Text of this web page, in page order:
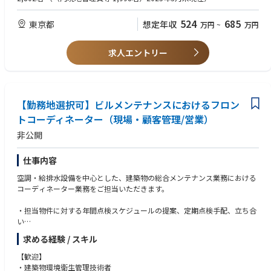
トが管理する
物件の入居者募集（客付け）・管理・仕入れなど、プロパティマネジメン
ト業務全般を
【具体的な業務内容】
・契約手続き
・引渡し対応
■ 賃貸管理・プロパティマネジメント業務
・オーナー様からのご依頼に基づく物件査定・仕入れ業務
・入居者募集業務（問い合わせ対応、物件案内、契約、引渡し）
・入居中のお客様からの各種問い合わせ対応
・居室設備・建物設備の修繕手配・対応
・オーナー様および入居者様との窓口業務
・月次レポート作成などの運営管理業務
※（雇入れ直後）伊藤忠アーバンコミュニティ管理物件の仲介業務、賃貸
マンション管理業務
※（変更の範囲）会社の定める業務
【この仕事の魅力】
東京都 想定年収 524 万円 ~ 685 万円
求人エントリー
【勤務地選択可】ビルメンテナンスにおけるフロン
トコーディネーター（現場・顧客管理/営業）
非公開
仕事内容
空調・給排水設備を中心とした、建築物の総合メンテナンス業務における
コーディネーター業務をご担当いただきます。
・担当物件に対する年間点検スケジュールの提案、定期点検手配、立ち合
い
・トータルコストミニマムを踏まえた改修工事等の提案営業
（現場管理、積算、立ち合い、営業など）
保守管理物件としては、東京国際フォーラム、豊洲市場、自治体庁舎など
求める経験 / スキル
【歓迎】
・建築物環境衛生管理技術者